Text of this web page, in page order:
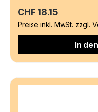
Regulärer Preis:
CHF 18.15
Preise inkl. MwSt. zzgl.
In